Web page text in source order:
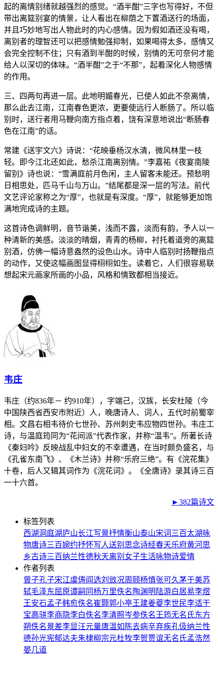
起的离情别绪就越强烈的感觉。“酒半酣”三字也写得好，不但
带出离筵别宴的情景，让人看出在柳荫之下置酒送行的场面，
并且巧妙地写出人物此时的内心感情。因为假如酒还没有喝，
离别者的理智还可以把感情勉强抑制，如果喝得太多，感情又
会完全控制不住；只有酒到半酣的时候，别情的无可奈何才能
给人以深切的体味。“酒半酣”之于“不那”，起着深化人物感情
的作用。
三、四两句再进一层。此地明媚春光，已使人如此不奈离情，
那么此去江南，江南春色更浓，更要使远行人断肠了。所以临
别时，送行者用马鞭向南方指点着，饶有深意地说出“断肠春
色在江南”的话。
常建《送宇文六》诗说：“花映垂杨汉水清，微风林里一枝
轻。即今江北还如此，愁杀江南离别情。”李嘉祐《夜宴南陵
留别》诗也说：“雪满庭前月色闲，主人留客未能还。预愁明
日相思处，匹马千山与万山。”结尾都是深一层的写法。前代
文艺评论家称之为“厚”，也就是有深度。“厚”，就能够更加饱
满地完成诗的主题。
这首诗色调鲜明，音节谐美，浅而不露，淡而有韵，予人以一
种清新的美感。淡淡的晴烟，青青的杨柳，衬托着道旁的离筵
别酒，仿佛一幅诗意盎然的设色山水。诗中人临别时扬鞭指点
的动作，又使这幅画图显得栩栩如生。读着它，人们很容易联
想起宋元画家所画的小品，风格和情致都相当接近。
韦庄
韦庄（约836年－ 约910年），字端己，汉族，长安杜陵（今
中国陕西省西安市附近）人，晚唐诗人、词人，五代时前蜀宰
相。文昌右相韦待价七世孙、苏州刺史韦应物四世孙。韦庄工
诗，与温庭筠同为“花间派”代表作家，并称“温韦”。所著长诗
《秦妇吟》反映战乱中妇女的不幸遭遇，在当时颇负盛名，与
《孔雀东南飞》、《木兰诗》并称“乐府三绝”。有《浣花集》
十卷，后人又辑其词作为《浣花词》。《全唐诗》录其诗三百
一十六首。
►382篇诗文
标签列表
西湖洞庭湖庐山长江写景抒情衡山泰山宋词三百太湖 咏
物唐诗三百婉约抒怀写人送别 思念诗经春天乐府黄河思
乡古诗三百纳兰性德秋天离别 女子生活咏物诗爱情
作者列表
曾子孔子宋江虞俦阎选刘攽况周颐杨慎张可久茅于美苏
轼毛泽东屈原谭嗣同杨万里佚名 陶渊明 陆游白居易李煜
王安石孟子韩愈佚名崔颢郭小亭王建姜夔李世民李适干
宝高骈李商隐李白佚名李清照岑参佚名 王筠无名氏东方
朔佚名景差李显汪元量唐温如 陈去病辛弃疾孔伋纳兰性
德孙光宪郁达夫朱棣柳宗元杜牧李贺贾谊无名氏孟浩然
晏几道